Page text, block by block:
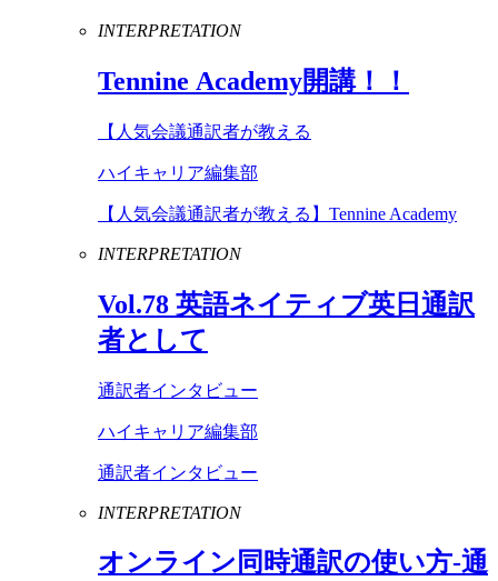
INTERPRETATION
Tennine Academy開講！！
【人気会議通訳者が教える
ハイキャリア編集部
【人気会議通訳者が教える】Tennine Academy
INTERPRETATION
Vol.78 英語ネイティブ英日通訳
者として
通訳者インタビュー
ハイキャリア編集部
通訳者インタビュー
INTERPRETATION
オンライン同時通訳の使い方-通